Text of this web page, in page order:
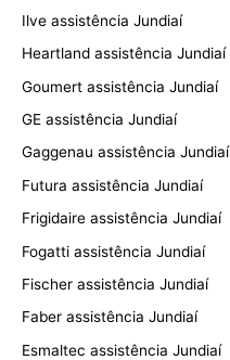
Ilve assistência Jundiaí
Heartland assistência Jundiaí
Goumert assistência Jundiaí
GE assistência Jundiaí
Gaggenau assistência Jundiaí
Futura assistência Jundiaí
Frigidaire assistência Jundiaí
Fogatti assistência Jundiaí
Fischer assistência Jundiaí
Faber assistência Jundiaí
Esmaltec assistência Jundiaí